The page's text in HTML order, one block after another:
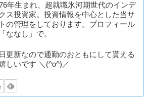
年生まれ、超就職氷河期世代のインデ
ス投資家。投資情報を中心とした当サ
の管理をしております。プロフィール
ななし」で。
更新なので通勤のおともにして貰える
しいです ＼(^o^)／